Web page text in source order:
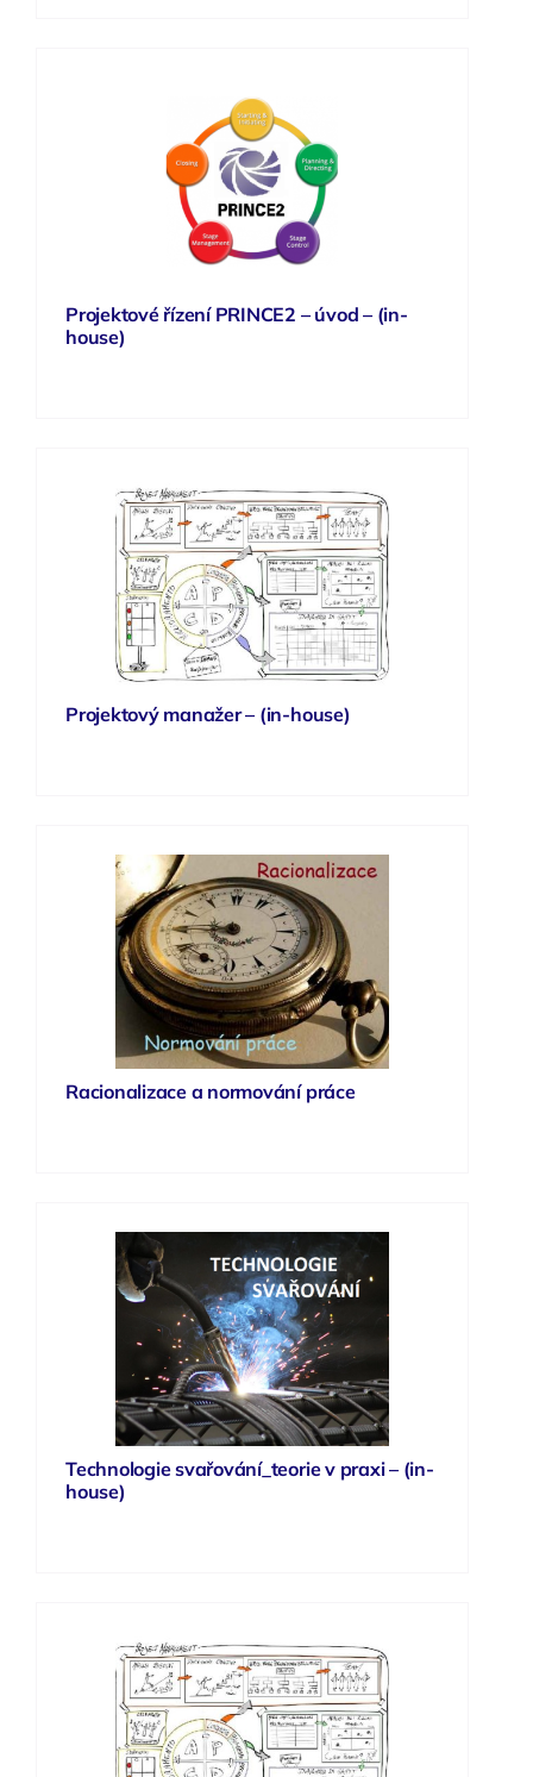
Projektové řízení PRINCE2 – úvod – (in-
house)
Projektový manažer – (in-house)
Racionalizace a normování práce
Technologie svařování_teorie v praxi – (in-
house)